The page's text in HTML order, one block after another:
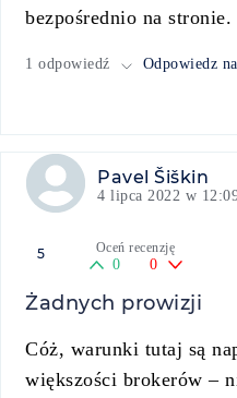
bezpośrednio na stronie.
1 odpowiedź Odpowiedz
Pavel Šiškin
4 lipca 2022 w
5 Oceń recenzję
0 0
Żadnych prowizji
Cóż, warunki tutaj są
większości brokerów –